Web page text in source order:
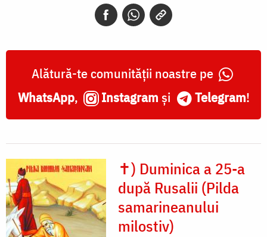
Alătură-te comunității noastre pe
WhatsApp, Instagram și Telegram!
✝) Duminica a 25-a
după Rusalii (Pilda
samarineanului
milostiv)